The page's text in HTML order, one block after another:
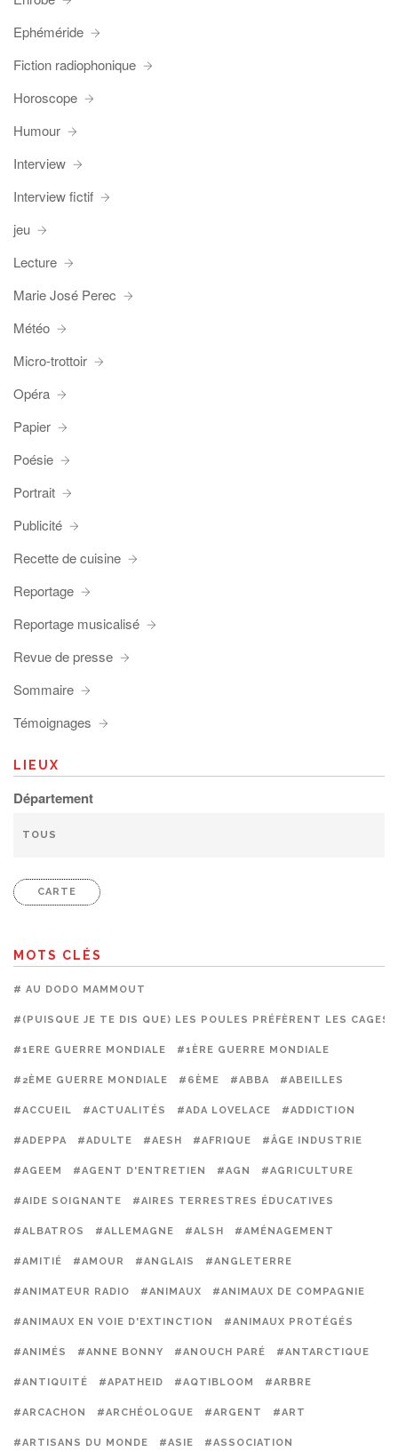
Ephéméride
Fiction radiophonique
Horoscope
Humour
Interview
Interview fictif
jeu
Lecture
Marie José Perec
Météo
Micro-trottoir
Opéra
Papier
Poésie
Portrait
Publicité
Recette de cuisine
Reportage
Reportage musicalisé
Revue de presse
Sommaire
Témoignages
LIEUX
Département
CARTE
MOTS CLÉS
# AU DODO MAMMOUT
#(PUISQUE JE TE DIS QUE) LES POULES PRÉFÈRENT LES CAGES
#1ERE GUERRE MONDIALE #1ÈRE GUERRE MONDIALE
#2ÈME GUERRE MONDIALE #6ÈME #ABBA #ABEILLES
#ACCUEIL #ACTUALITÉS #ADA LOVELACE #ADDICTION
#ADEPPA #ADULTE #AESH #AFRIQUE #ÂGE INDUSTRIE
#AGEEM #AGENT D'ENTRETIEN #AGN #AGRICULTURE
#AIDE SOIGNANTE #AIRES TERRESTRES ÉDUCATIVES
#ALBATROS #ALLEMAGNE #ALSH #AMÉNAGEMENT
#AMITIÉ #AMOUR #ANGLAIS #ANGLETERRE
#ANIMATEUR RADIO #ANIMAUX #ANIMAUX DE COMPAGNIE
#ANIMAUX EN VOIE D'EXTINCTION #ANIMAUX PROTÉGÉS
#ANIMÉS #ANNE BONNY #ANOUCH PARÉ #ANTARCTIQUE
#ANTIQUITÉ #APATHEID #AQTIBLOOM #ARBRE
#ARCACHON #ARCHÉOLOGUE #ARGENT #ART
#ARTISANS DU MONDE #ASIE #ASSOCIATION